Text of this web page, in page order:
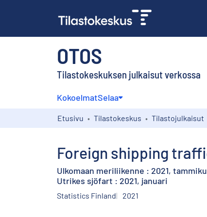
OTOS
Tilastokeskuksen julkaisut verkossa
KokoelmatSelaa
Etusivu Tilastokeskus Tilastojulkaisut
Foreign shipping
Ulkomaan meriliikenne : 2021,
Utrikes sjöfart : 2021, januari
Statistics Finland 2021